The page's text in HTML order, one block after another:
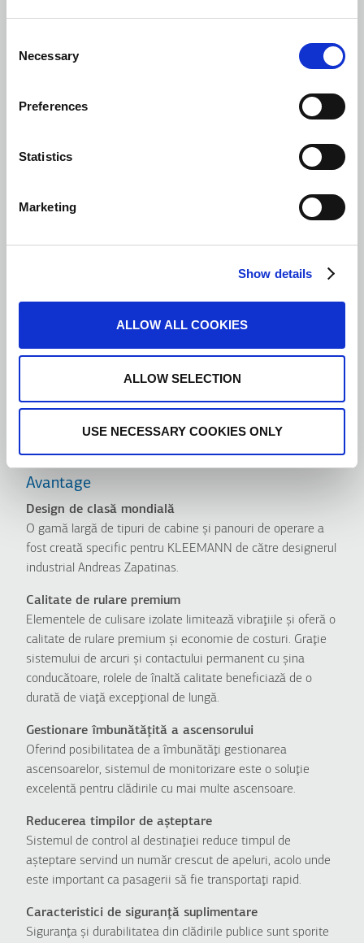
Selection
Necessary
Preferences
Statistics
Marketing
Show details
ALLOW ALL COOKIES
ALLOW SELECTION
USE NECESSARY COOKIES ONLY
Avantage
Design de clasă mondială
O gamă largă de tipuri de cabine şi panouri de operare a
fost creată specific pentru KLEEMANN de către designerul
industrial Andreas Zapatinas.
Calitate de rulare premium
Elementele de culisare izolate limitează vibraţiile şi oferă o
calitate de rulare premium şi economie de costuri. Graţie
sistemului de arcuri şi contactului permanent cu şina
conducătoare, rolele de înaltă calitate beneficiază de o
durată de viaţă excepţional de lungă.
Gestionare îmbunătăţită a ascensorului
Oferind posibilitatea de a îmbunătăţi gestionarea
ascensoarelor, sistemul de monitorizare este o soluţie
excelentă pentru clădirile cu mai multe ascensoare.
Reducerea timpilor de aşteptare
Sistemul de control al destinaţiei reduce timpul de
aşteptare servind un număr crescut de apeluri, acolo unde
este important ca pasagerii să fie transportaţi rapid.
Caracteristici de siguranţă suplimentare
Siguranţa şi durabilitatea din clădirile publice sunt sporite